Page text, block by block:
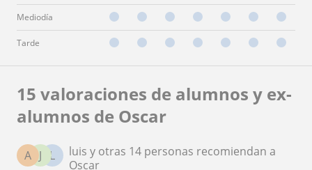
Mediodía
Tarde
15 valoraciones de alumnos y ex-
alumnos de Oscar
L
J
A
luis y otras 14 personas recomiendan a
Oscar